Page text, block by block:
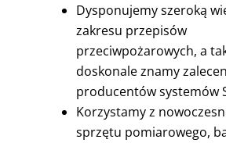
Dysponujemy szeroką
zakresu przepisów
przeciwpożarowych, a
doskonale znamy
producentów systemów
Korzystamy z
sprzętu pomiarowego,